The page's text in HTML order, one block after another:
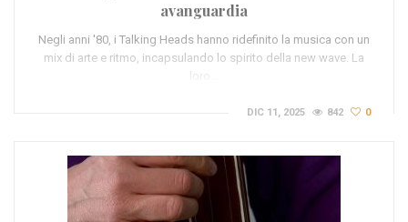
avanguardia
Negli anni '80, i Talking Heads hanno ridefinito la musica con un
mix di arte e ritmo, incapsulando lo spirito della new wave. La
DIC 11, 2025 842 0